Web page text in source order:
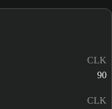
CLK
90
CLK